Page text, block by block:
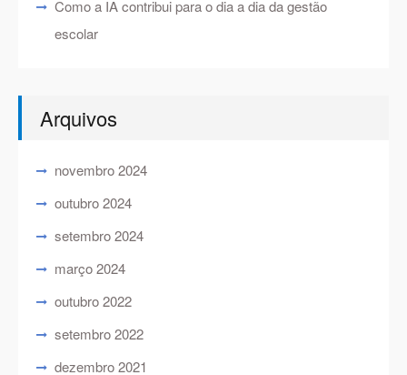
Como a IA contribui para o dia a dia da gestão
escolar
Arquivos
novembro 2024
outubro 2024
setembro 2024
março 2024
outubro 2022
setembro 2022
dezembro 2021